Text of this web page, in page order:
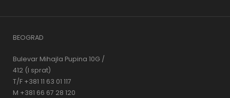
BEOGRAD
Bulevar Mihajla Pupina 10G /
412 (I sprat)
T/F +381 11 63 01 117
M +381 66 67 28 120